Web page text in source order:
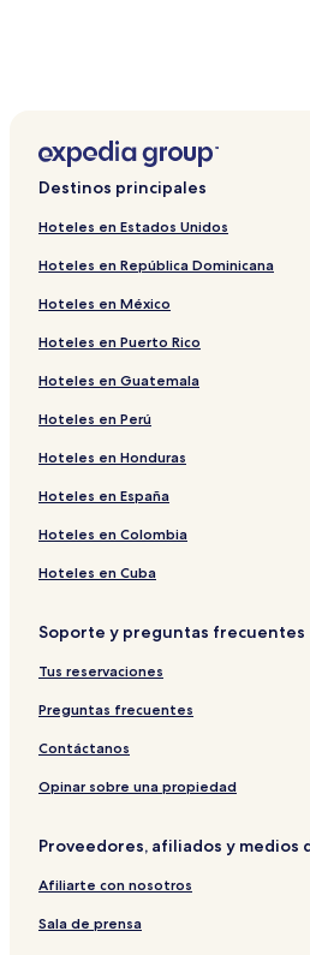
una
noche
adultos.
precios
están
cambios.
términos
Destinos principales
Hoteles en Estados Unidos
Hoteles en República Dominicana
Hoteles en México
Hoteles en Puerto Rico
Hoteles en Guatemala
Hoteles en Perú
Hoteles en Honduras
Hoteles en España
Hoteles en Colombia
Hoteles en Cuba
Soporte y preguntas frecuentes
Tus reservaciones
Preguntas frecuentes
Contáctanos
Opinar sobre una propiedad
Proveedores, afiliados y medios
Afiliarte con nosotros
Sala de prensa